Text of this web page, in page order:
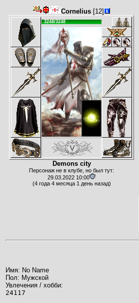
Cornelius [12]
3248/3248
Demons city
Персонаж не в клубе, но был тут:
29.03.2022 10:00
(4 года 4 месяца 1 день назад)
Имя: No Name
Пол: Мужской
Увлечения / хобби:
24117